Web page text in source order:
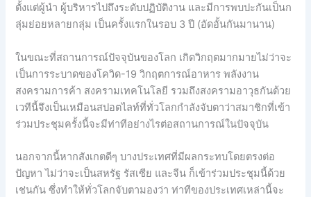
ตั้งแต่ผู้นำ ผู้บริหารไปถึงระดับปฏิบัติงาน และมีการพบปะกันเป็นก
ลุ่มย่อยหลายกลุ่ม เป็นครั้งแรกในรอบ 3 ปี (อัดอั้นกันมานาน)
ในขณะที่สถานการณ์ปัจจุบันของโลก เกิดวิกฤตมากมายไม่ว่าจะ
เป็นการระบาดของโควิด-19 วิกฤตการณ์อาหาร พลังงาน
สงครามการค้า สงครามเทคโนโลยี รวมถึงสงครามอาวุธกันด้วย
เวทีนี้จึงเป็นเหมือนสปอตไลท์ที่ทั่วโลกกำลังจับตาว่าสมาชิกที่เข้า
ร่วมประชุมครั้งนี้จะมีท่าทีอย่างไรต่อสถานการณ์ในปัจจุบัน
นอกจากนี้หากสังเกตดีๆ บางประเทศที่มีผลกระทบโดยตรงต่อ
ปัญหา ไม่ว่าจะเป็นสหรัฐ รัสเซีย และจีน ก็เข้าร่วมประชุมนี้ด้วย
เช่นกัน ซึ่งทำให้ทั่วโลกจับตามองว่า ท่าทีของประเทศเหล่านี้จะ